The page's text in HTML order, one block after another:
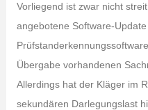
Vorliegend ist zwar nicht
angebotene Software-Update
Übergabe vorhandenen
Allerdings hat der Kläger im
sekundären Darlegungslast